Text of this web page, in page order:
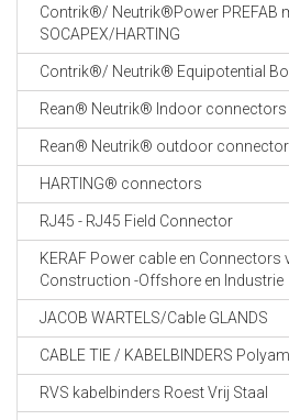
Contrik®/ Neutrik®Power PREFAB
SOCAPEX/HARTING
Contrik®/ Neutrik® Equipotential
Rean® Neutrik® Indoor connectors
Rean® Neutrik® outdoor
HARTING® connectors
RJ45 - RJ45 Field Connector
KERAF Power cable en Connectors
Construction -Offshore en Industrie
JACOB WARTELS/Cable GLANDS
CABLE TIE / KABELBINDERS
RVS kabelbinders Roest Vrij Staal